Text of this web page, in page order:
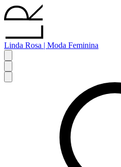
Linda Rosa | Moda Feminina